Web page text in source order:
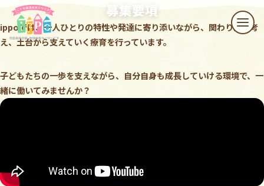
本文へスキップ
メニ
募集要項
ippoでは、一人ひとりの特性や発達に寄り添いながら、 関わり方を考
え、土台から支えていく療育を行っています。
子どもたちの一歩を支えながら、 自分自身も成長していける環境で、 一
緒に働いてみませんか？